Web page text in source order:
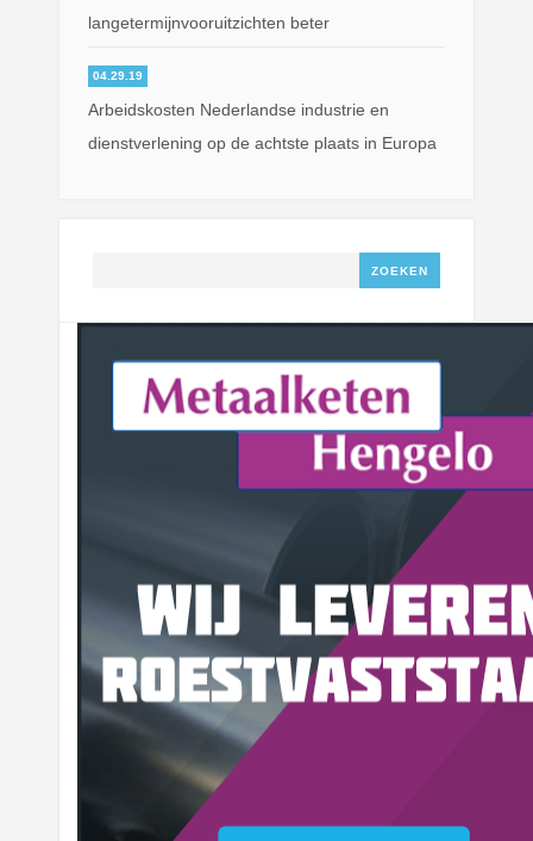
langetermijnvooruitzichten beter
04.29.19
Arbeidskosten Nederlandse industrie en
dienstverlening op de achtste plaats in Europa